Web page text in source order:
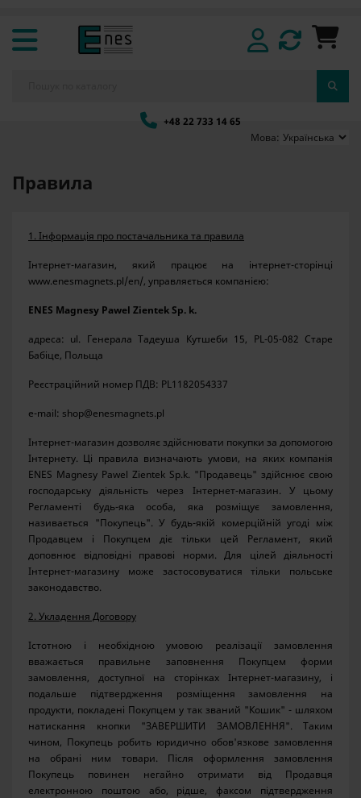
+48 22 733 14 65
Мова:
Правила
1. Інформація про постачальника та правила
Інтернет-магазин, який працює на інтернет-сторінці
www.enesmagnets.pl/en/, управляється компанією:
ENES Magnesy Pawel Zientek Sp. k.
адреса: ul. Генерала Тадеуша Кутшеби 15, PL-05-082 Старе
Бабіце, Польща
Реєстраційний номер ПДВ: PL1182054337
e-mail: shop@enesmagnets.pl
Інтернет-магазин дозволяє здійснювати покупки за допомогою
Інтернету. Ці правила визначають умови, на яких компанія
ENES Magnesy Pawel Zientek Sp.k. "Продавець" здійснює свою
господарську діяльність через Інтернет-магазин. У цьому
Регламенті будь-яка особа, яка розміщує замовлення,
називається "Покупець". У будь-якій комерційній угоді між
Продавцем і Покупцем діє тільки цей Регламент, який
доповнює відповідні правові норми. Для цілей діяльності
Інтернет-магазину може застосовуватися тільки польське
законодавство.
2. Укладення Договору
Істотною і необхідною умовою реалізації замовлення
вважається правильне заповнення Покупцем форми
замовлення, доступної на сторінках Інтернет-магазину, і
подальше підтвердження розміщення замовлення на
продукти, покладені Покупцем у так званий "Кошик" - шляхом
натискання кнопки "ЗАВЕРШИТИ ЗАМОВЛЕННЯ". Таким
чином, Покупець робить юридично обов'язкове замовлення
на обрані ним товари. Після оформлення замовлення
Покупець повинен негайно отримати від Продавця
електронною поштою або, рідше, факсом підтвердження